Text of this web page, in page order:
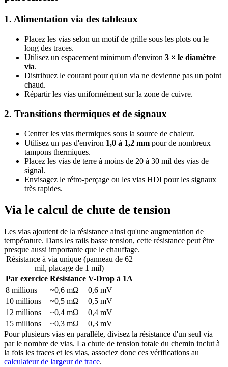
1. Alimentation via des tableaux
Placez les vias selon un motif de grille sous les plots ou le
long des traces.
Utilisez un espacement minimum d'environ 3 × le diamètre
via.
Distribuez le courant pour qu'un via ne devienne pas un point
chaud.
Répartir les vias uniformément sur la zone de cuivre.
2. Transitions thermiques et de signaux
Centrer les vias thermiques sous la source de chaleur.
Utilisez un pas d'environ 1,0 à 1,2 mm pour de nombreux
tampons thermiques.
Placez les vias de terre à moins de 20 à 30 mil des vias de
signal.
Envisagez le rétro-perçage ou les vias HDI pour les signaux
très rapides.
Via le calcul de chute de tension
Les vias ajoutent de la résistance ainsi qu'une augmentation de
température. Dans les rails basse tension, cette résistance peut être
presque aussi importante que le chauffage.
Résistance à via unique (panneau de 62
mil, placage de 1 mil)
Par exercice Résistance V-Drop à 1A
8 millions
~0,6 mΩ
0,6 mV
10 millions
~0,5 mΩ
0,5 mV
12 millions
~0,4 mΩ
0,4 mV
15 millions
~0,3 mΩ
0,3 mV
Pour plusieurs vias en parallèle, divisez la résistance d'un seul via
par le nombre de vias. La chute de tension totale du chemin inclut à
la fois les traces et les vias, associez donc ces vérifications au
calculateur de largeur de trace.